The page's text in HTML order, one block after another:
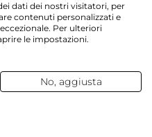
COLLEZIONE
MAGNIFICO
dati dei nostri visitatori, per
contenuti personalizzati e
Per ulteriori
le impostazioni.
No, aggiusta